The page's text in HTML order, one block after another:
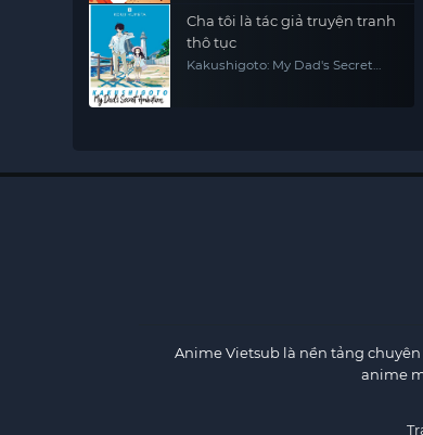
Cha tôi là tác giả truyện tranh
thô tục
Kakushigoto: My Dad's Secret
Anime Vietsub là nền tảng
anime